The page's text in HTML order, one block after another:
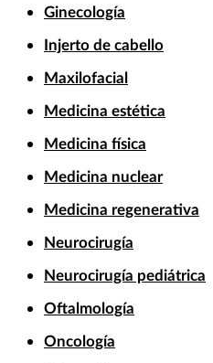
Ginecología
Injerto de cabello
Maxilofacial
Medicina estética
Medicina física
Medicina nuclear
Medicina regenerativa
Neurocirugía
Neurocirugía pediátrica
Oftalmología
Oncología